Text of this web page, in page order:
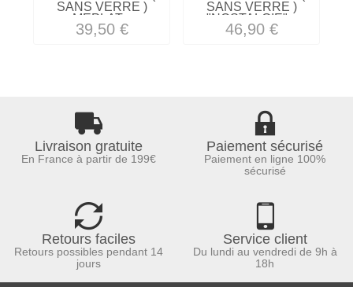
SANS VERRE )
MEPLAT...
39,50 €
SANS VERRE )
"NOSTALGIE"...
46,90 €
Livraison gratuite
En France à partir de 199€
Paiement sécurisé
Paiement en ligne 100%
sécurisé
Retours faciles
Retours possibles pendant 14
jours
Service client
Du lundi au vendredi de 9h à
18h